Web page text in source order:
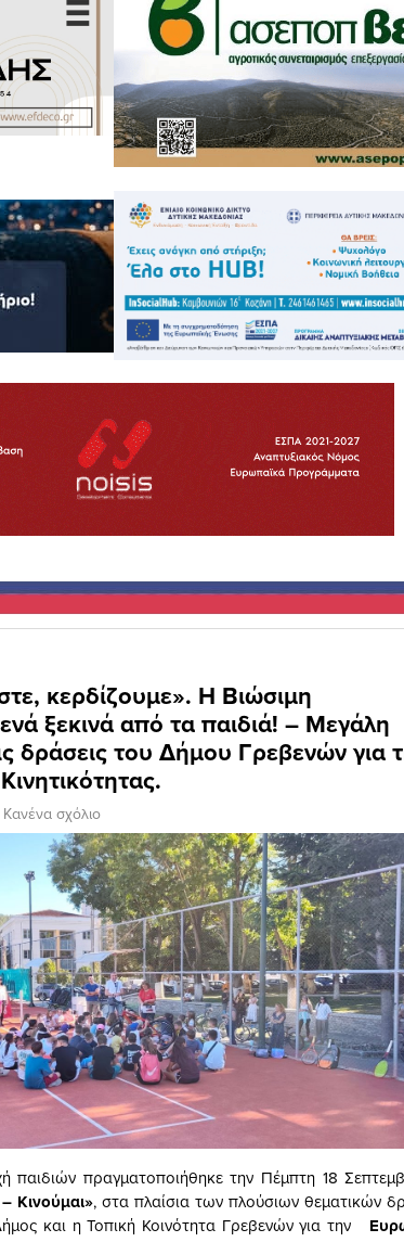
κερδίζουμε». Η Βιώσιμη
ξεκινά από τα παιδιά! – Μεγάλη
δράσεις του Δήμου Γρεβενών για
Κανένα σχόλιο
παιδιών πραγματοποιήθηκε την Πέμπτη 18
Κινούμαι», στα πλαίσια των πλούσιων θεματικών
και η Τοπική Κοινότητα Γρεβενών για την